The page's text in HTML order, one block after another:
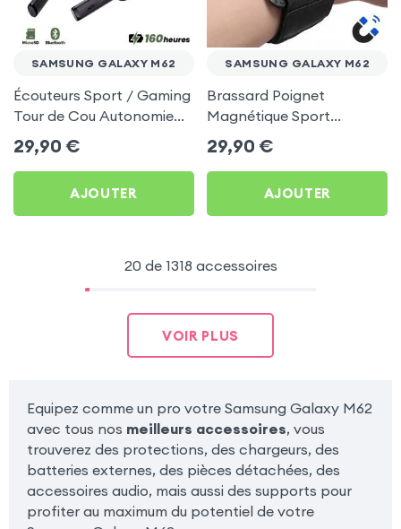
SAMSUNG GALAXY M62
Écouteurs Sport / Gaming
Tour de Cou Autonomie
160h Acefast pour
Samsung Galaxy M62
29,90 €
AJOUTER
SAMSUNG GALAXY M62
Brassard Poignet
Magnétique Sport
Universel pour Samsung
Galaxy M62
29,90 €
AJOUTER
20 de 1318 accessoires
VOIR PLUS
Equipez comme un pro votre Samsung Galaxy M62
avec tous nos meilleurs accessoires, vous
trouverez des protections, des chargeurs, des
batteries externes, des pièces détachées, des
accessoires audio, mais aussi des supports pour
profiter au maximum du potentiel de votre